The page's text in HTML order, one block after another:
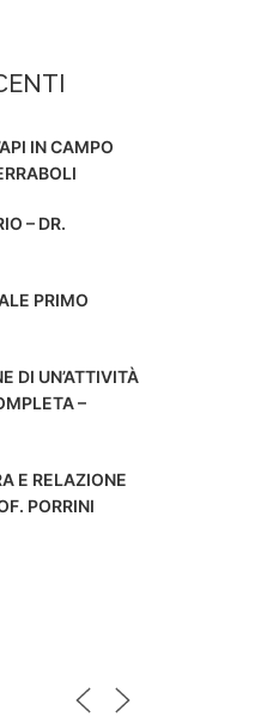
IN CAMPO
– DR.
PRIMO
DI UN’ATTIVITÀ
–
E RELAZIONE
PORRINI